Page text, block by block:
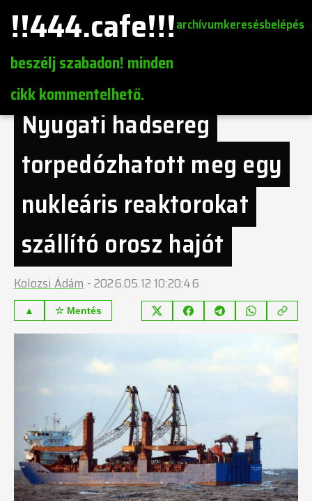
!!444.cafe!!!
beszélj szabadon! minden
cikk kommentelhető.
archívumkeresésbelépés
Nyugati hadsereg
torpedózhatott meg egy
nukleáris reaktorokat
szállító orosz hajót
Kolozsi Ádám-2026.05.12 10:20:46
▲ ☆ Mentés